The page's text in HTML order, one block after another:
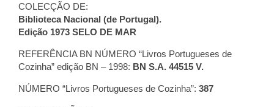
COLECÇÃO DE:
Biblioteca Nacional (de Portugal).
Edição 1973 SELO DE MAR
REFERÊNCIA BN NÚMERO “Livros Portugueses de
Cozinha” edição BN – 1998: BN S.A. 44515 V.
NÚMERO “Livros Portugueses de Cozinha”: 387